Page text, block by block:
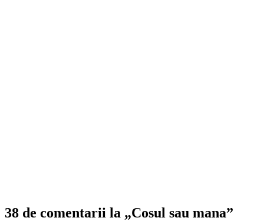
38 de comentarii la „Cosul sau mana”